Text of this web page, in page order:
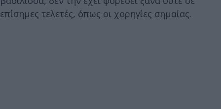
επίσημες τελετές, όπως οι χορηγίες σημαίας.